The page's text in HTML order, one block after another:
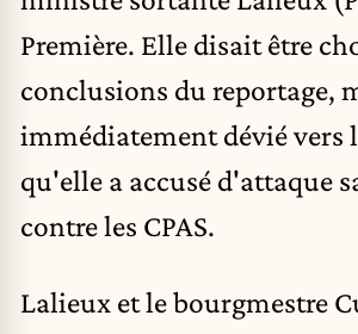
Première. Elle disait être
conclusions du reportage,
immédiatement dévié vers
qu'elle a accusé d'attaque
contre les CPAS.
Lalieux et le bourgmestre